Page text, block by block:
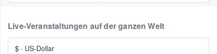
Live-Veranstaltungen auf der ganzen Welt
$ · US-Dollar